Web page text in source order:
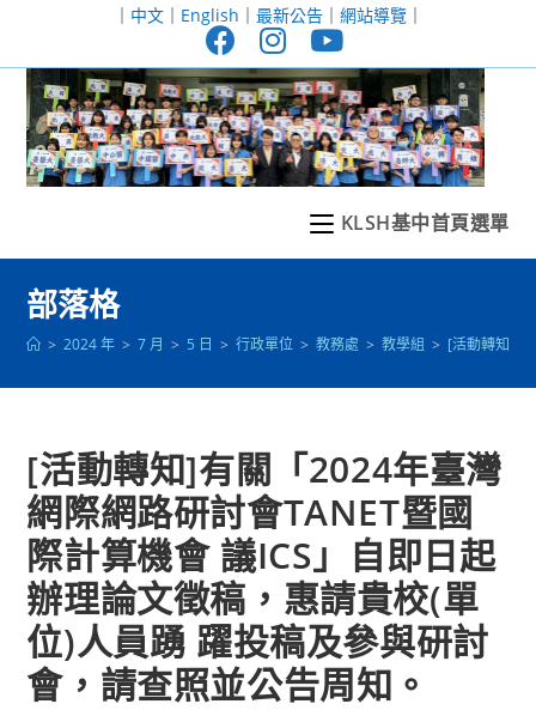
至
｜ 中文｜ English ｜ 最新公告｜ 網站導覽｜
KLSH基中首頁選單
部落格
> 2024 年 > 7 月 > 5 日 > 行政單位 > 教務處 > 教學組 > [活動轉知]有
[活動轉知]有關「2024年臺灣
網際網路研討會TANET暨國
際計算機會 議ICS」自即日起
辦理論文徵稿，惠請貴校(單
位)人員踴 躍投稿及參與研討
會，請查照並公告周知。